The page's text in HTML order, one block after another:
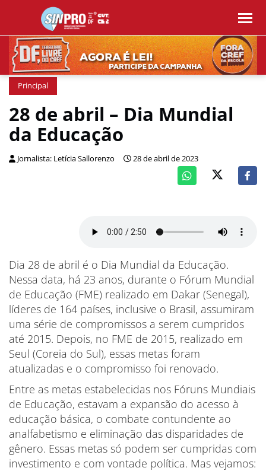
Principal
28 de abril – Dia Mundial
da Educação
Jornalista: Letícia Sallorenzo 28 de abril de 2023
Dia 28 de abril é o Dia Mundial da Educação.
Nessa data, há 23 anos, durante o Fórum Mundial
de Educação (FME) realizado em Dakar (Senegal),
líderes de 164 países, inclusive o Brasil, assumiram
uma série de compromissos a serem cumpridos
até 2015. Depois, no FME de 2015, realizado em
Seul (Coreia do Sul), essas metas foram
atualizadas e o compromisso foi renovado.
Entre as metas estabelecidas nos Fóruns Mundiais
de Educação, estavam a expansão do acesso à
educação básica, o combate contundente ao
analfabetismo e eliminação das disparidades de
gênero. Essas metas só podem ser cumpridas com
investimento e com vontade política. Mas vejamos: